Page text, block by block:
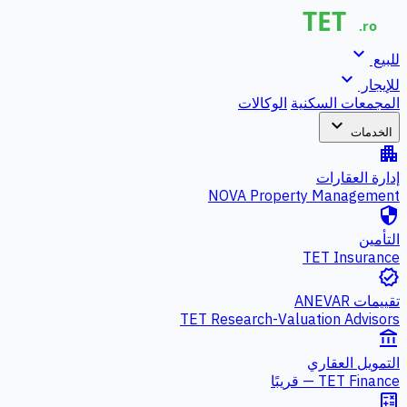
للبيع expand_more
للإيجار expand_more
المجمعات السكنية الوكالات
الخدمات expand_more
apartment
إدارة العقارات
NOVA Property Management
security
التأمين
TET Insurance
verified
تقييمات ANEVAR
TET Research-Valuation Advisors
account_balance
التمويل العقاري
TET Finance — قريبًا
calculate